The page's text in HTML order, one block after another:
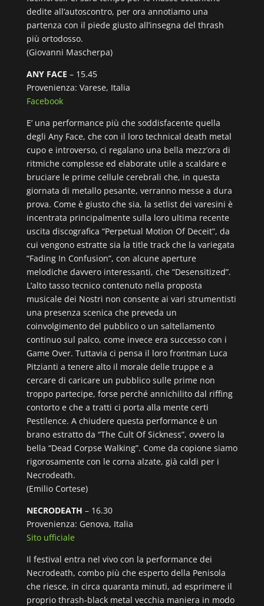
dedite all’autoscontro, per ora annotiamo una
partenza con il piede giusto all’insegna del thrash
più ortodosso.
(Giovanni Mascherpa)
ANY FACE – 15.45
Provenienza: Varese, Italia
Facebook
E’ una performance più che soddisfacente quella
degli Any Face, che con il loro technical death metal
cupo e introverso, ci regalano una bella mezz’ora di
ritmiche complesse ed elaborate utile a scaldare e
bruciare le prime cellule cerebrali che, in questa
giornata di metallo pesante, verranno messe a dura
prova. Come è giusto che sia, la setlist dei varesini è
incentrata principalmente sulla loro ultima recente
uscita discografica “Perpetual Motion Of Deceit”, da
cui vengono estratte sia la title track che la variegata
“Fading In Confusion”, con alcune aperture
melodiche davvero interessanti, che “Desensitized”.
L’alto tasso tecnico contenuto nella proposta
musicale dei Nostri non consente ai vari strumentisti
una presenza scenica che preveda un
coinvolgimento del pubblico o un saltellamento
continuo sul palco, come invece era successo con i
Game Over. Tuttavia ci pensa il loro frontman Luca
Pitzianti a tenere alto il morale delle truppe e a
cercare di caricare un pubblico sulle prime non
troppo partecipe, forse perché annichilito dal riffing
contorto e che a tratti ci porta alla mente certi
Pestilence. A chiudere questa performance è un
brano estratto da “The Cult Of Sickness”, ovvero la
bella “Dead Corpse Walking”. Come da copione siamo
rigorosamente con le corna alzate, già caldi per i
Necrodeath.
(Emilio Cortese)
NECRODEATH – 16.30
Provenienza: Genova, Italia
Sito ufficiale
Il festival entra nel vivo con la performance dei
Necrodeath, combo più che esperto della Penisola
che riesce, in circa quaranta minuti, ad esprimere il
proprio thrash-black metal vecchia maniera in modo